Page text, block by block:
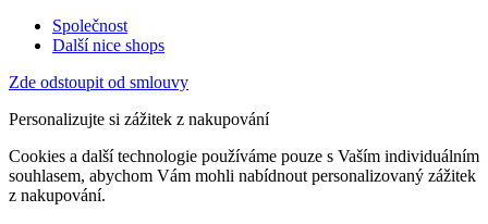
Společnost
Další nice shops
Zde odstoupit od smlouvy
Personalizujte si zážitek z nakupování
Cookies a další technologie používáme pouze s Vaším individuálním
souhlasem, abychom Vám mohli nabídnout personalizovaný zážitek
z nakupování.